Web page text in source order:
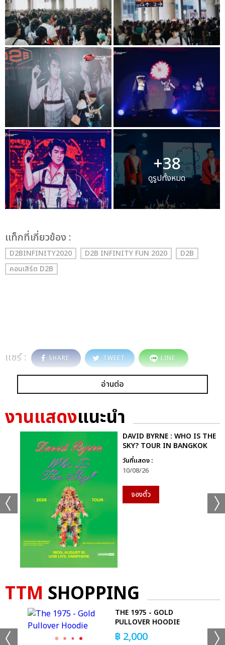
+38
ดูรูปทั้งหมด
เเท็กที่เกี่ยวข้อง :
D2BINFINITY2020 D2B INFINITY FUN 2020
D2B
คอนเสิร์ต D2B
แชร์ : SHARE TWEET LINE
อ่านต่อ
งานแสดงแนะนำ
DAVID BYRNE : WHO IS THE
SKY? TOUR IN BANGKOK
วันที่แสดง :
10/08/26
จองตั๋ว
TTM SHOPPING
THE 1975 - GOLD
PULLOVER HOODIE
฿ 2,000